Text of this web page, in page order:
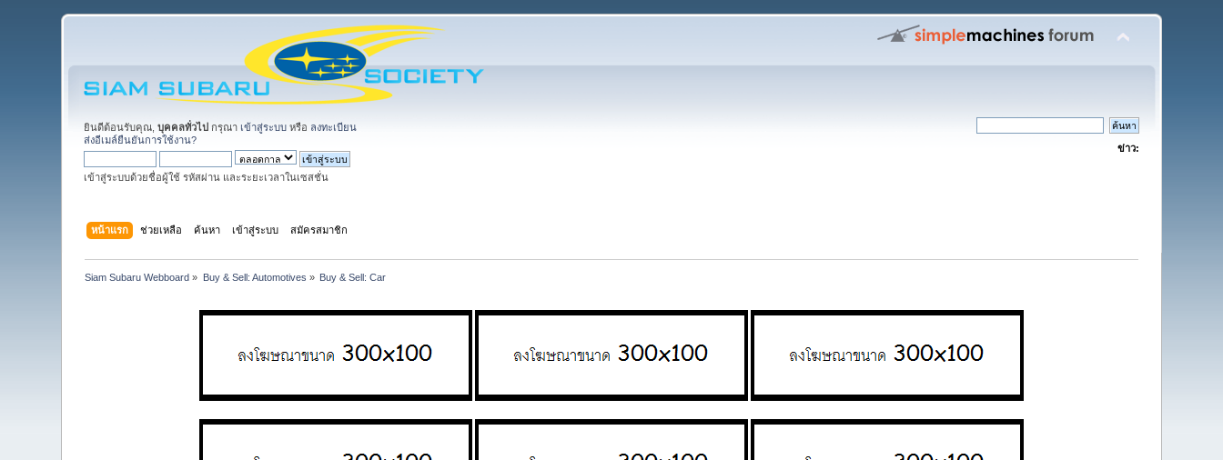
ยินดีต้อนรับคุณ,บุคคลทั่วไป กรุณา เข้าสู่ระบบ หรือ ลงทะเบียน
ส่งอีเมล์ยืนยันการใช้งาน?
เข้าสู่ระบบด้วยชื่อผู้ใช้ รหัสผ่าน และระยะเวลาในเซสชั่น
ข่าว:
หน้าแรก ช่วยเหลือ ค้นหา เข้าสู่ระบบ สมัครสมาชิก
Siam Subaru Webboard » Buy & Sell: Automotives » Buy & Sell: Car